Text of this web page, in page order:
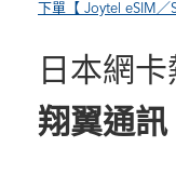
下單【 Joytel eSIM
日本網
翔翼通訊